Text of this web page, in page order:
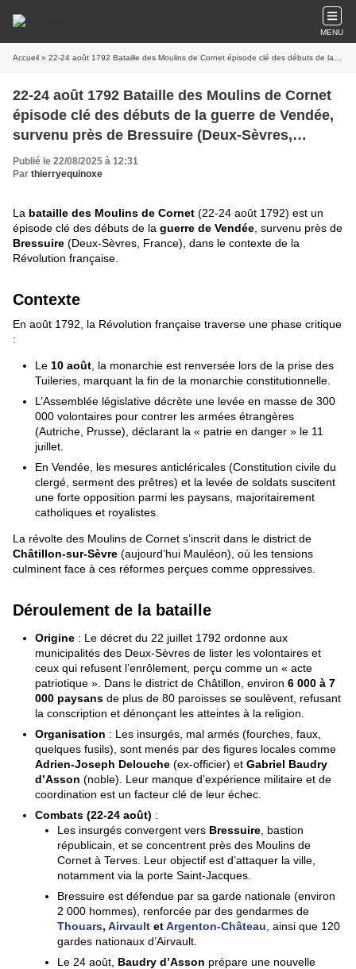
MENU
Accueil » 22-24 août 1792 Bataille des Moulins de Cornet épisode clé des débuts de la guerre de Vendée, survenu près de Bressuire (Deux-Sèvres, France)
22-24 août 1792 Bataille des Moulins de Cornet
épisode clé des débuts de la guerre de Vendée,
survenu près de Bressuire (Deux-Sèvres,
France)
Publié le 22/08/2025 à 12:31
Par thierryequinoxe
La bataille des Moulins de Cornet (22-24 août 1792) est un
épisode clé des débuts de la guerre de Vendée , survenu près de
Bressuire (Deux-Sèvres, France), dans le contexte de la
Révolution française.
Contexte
En août 1792, la Révolution française traverse une phase critique
:
Le 10 août , la monarchie est renversée lors de la prise des
Tuileries, marquant la fin de la monarchie constitutionnelle.
L’Assemblée législative décrète une levée en masse de 300
000 volontaires pour contrer les armées étrangères
(Autriche, Prusse), déclarant la « patrie en danger » le 11
juillet.
En Vendée, les mesures anticléricales (Constitution civile du
clergé, serment des prêtres) et la levée de soldats suscitent
une forte opposition parmi les paysans, majoritairement
catholiques et royalistes.
La révolte des Moulins de Cornet s’inscrit dans le district de
Châtillon-sur-Sèvre (aujourd’hui Mauléon), où les tensions
culminent face à ces réformes perçues comme oppressives.
Déroulement de la bataille
Origine : Le décret du 22 juillet 1792 ordonne aux
municipalités des Deux-Sèvres de lister les volontaires et
ceux qui refusent l’enrôlement, perçu comme un « acte
patriotique ». Dans le district de Châtillon, environ 6 000 à 7
000 paysans de plus de 80 paroisses se soulèvent, refusant
la conscription et dénonçant les atteintes à la religion.
Organisation : Les insurgés, mal armés (fourches, faux,
quelques fusils), sont menés par des figures locales comme
Adrien-Joseph Delouche (ex-officier) et Gabriel Baudry
d’Asson (noble). Leur manque d’expérience militaire et de
coordination est un facteur clé de leur échec.
Combats (22-24 août) :
Les insurgés convergent vers Bressuire , bastion
républicain, et se concentrent près des Moulins de
Cornet à Terves. Leur objectif est d’attaquer la ville,
notamment via la porte Saint-Jacques.
Bressuire est défendue par sa garde nationale (environ
2 000 hommes), renforcée par des gendarmes de
Thouars, Airvault etArgenton-Château , ainsi que 120
gardes nationaux d’Airvault.
Le 24 août, Baudry d’Asson prépare une nouvelle